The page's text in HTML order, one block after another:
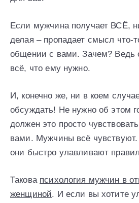
Если мужчина получает ВСЁ,
делая – пропадает смысл что-
общении с вами. Зачем? Ведь
всё, что ему нужно.
И, конечно же, ни в коем
обсуждать! Не нужно об этом
должен это просто
вами. Мужчины всё
они быстро улавливают
Такова психология мужчин в
женщиной. И если вы хотите